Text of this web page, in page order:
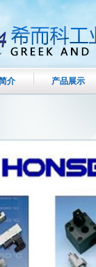
介 产品展示